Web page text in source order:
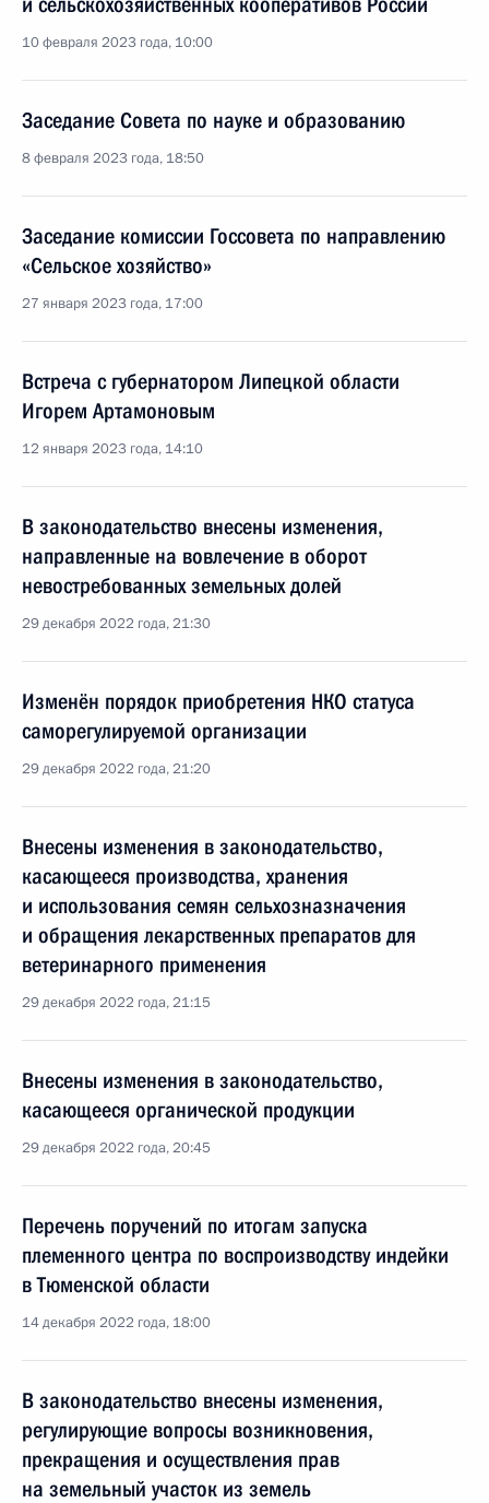
10 февраля 2023 года, 10:00
Заседание Совета по науке и образованию
8 февраля 2023 года, 18:50
Заседание комиссии Госсовета по направлению
«Сельское хозяйство»
27 января 2023 года, 17:00
Встреча с губернатором Липецкой области
Игорем Артамоновым
12 января 2023 года, 14:10
В законодательство внесены изменения,
направленные на вовлечение в оборот
невостребованных земельных долей
29 декабря 2022 года, 21:30
Изменён порядок приобретения НКО статуса
саморегулируемой организации
29 декабря 2022 года, 21:20
Внесены изменения в законодательство,
касающееся производства, хранения
и использования семян сельхозназначения
и обращения лекарственных препаратов для
ветеринарного применения
29 декабря 2022 года, 21:15
Внесены изменения в законодательство,
касающееся органической продукции
29 декабря 2022 года, 20:45
Перечень поручений по итогам запуска
племенного центра по воспроизводству индейки
в Тюменской области
14 декабря 2022 года, 18:00
В законодательство внесены изменения,
регулирующие вопросы возникновения,
прекращения и осуществления прав
на земельный участок из земель